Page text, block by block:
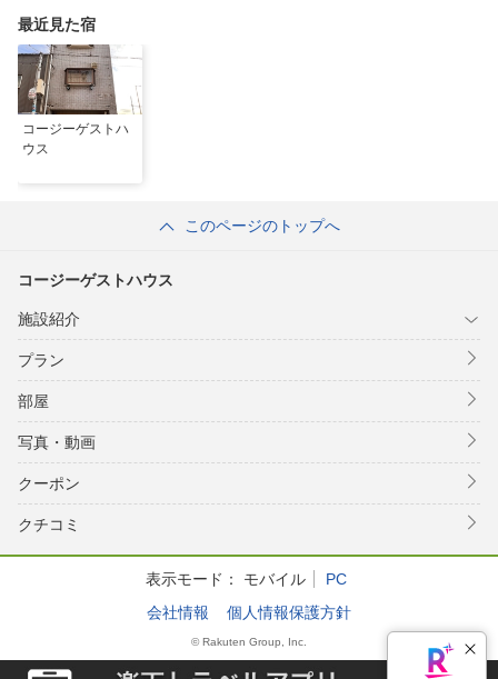
最近見た宿
コージーゲストハ
ウス
このページのトップへ
コージーゲストハウス
施設紹介
プラン
部屋
写真・動画
クーポン
クチコミ
表示モード： モバイル
PC
会社情報
個人情報保護方針
© Rakuten Group, Inc.